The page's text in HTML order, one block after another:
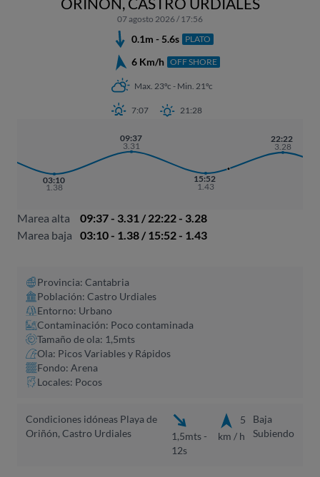
07 agosto 2026 / 17:56
0.1m - 5.6s PLATO
6 Km/h OFF SHORE
Max. 23ºc - Min. 21ºc
7:07 21:28
03:10
1.38
09:37
3.31
15:52
1.43
22:22
3.28
Marea alta
09:37 - 3.31 / 22:22 - 3.28
Marea baja
03:10 - 1.38 / 15:52 - 1.43
Provincia: Cantabria
Población: Castro Urdiales
Entorno: Urbano
Contaminación: Poco contaminada
Tamaño de ola: 1,5mts
Ola: Picos Variables y Rápidos
Fondo: Arena
Locales: Pocos
Condiciones idóneas Playa de
Oriñón, Castro Urdiales
1,5mts -
12s
5
km / h
Baja
Subiendo